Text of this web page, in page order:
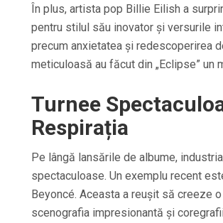
În plus, artista pop Billie Eilish a
pentru stilul său inovator și versurile
precum anxietatea și redescoperirea
meticuloasă au făcut din „Eclipse”
Turnee
Respirația
Pe lângă lansările de albume,
spectaculoase. Un exemplu recent
Beyoncé. Aceasta a reușit să creeze
scenografia impresionantă și